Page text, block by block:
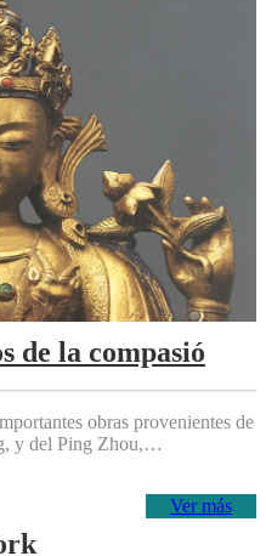
de la compasió
obras provenientes de
y del Ping Zhou,…
Ver más